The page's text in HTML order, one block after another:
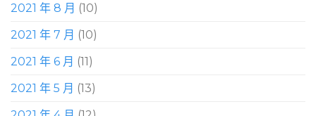
2021 年 8 月 (10)
2021 年 7 月 (10)
2021 年 6 月 (11)
2021 年 5 月 (13)